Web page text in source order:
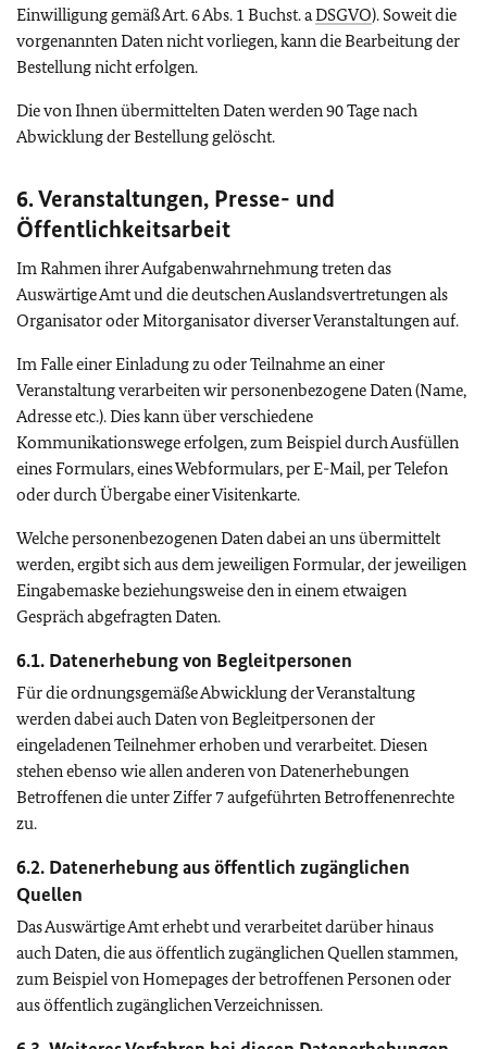
Einwilligung gemäß Art. 6 Abs. 1 Buchst. aDSGVO). Soweit die
vorgenannten Daten nicht vorliegen, kann die Bearbeitung der
Bestellung nicht erfolgen.
Die von Ihnen übermittelten Daten werden 90 Tage nach
Abwicklung der Bestellung gelöscht.
6. Veranstaltungen, Presse- und
Öffentlichkeitsarbeit
Im Rahmen ihrer Aufgabenwahrnehmung treten das
Auswärtige Amt und die deutschen Auslandsvertretungen als
Organisator oder Mitorganisator diverser Veranstaltungen auf.
Im Falle einer Einladung zu oder Teilnahme an einer
Veranstaltung verarbeiten wir personenbezogene Daten (Name,
Adresse etc.). Dies kann über verschiedene
Kommunikationswege erfolgen, zum Beispiel durch Ausfüllen
eines Formulars, eines Webformulars, per E-Mail, per Telefon
oder durch Übergabe einer Visitenkarte.
Welche personenbezogenen Daten dabei an uns übermittelt
werden, ergibt sich aus dem jeweiligen Formular, der jeweiligen
Eingabemaske beziehungsweise den in einem etwaigen
Gespräch abgefragten Daten.
6.1. Datenerhebung von Begleitpersonen
Für die ordnungsgemäße Abwicklung der Veranstaltung
werden dabei auch Daten von Begleitpersonen der
eingeladenen Teilnehmer erhoben und verarbeitet. Diesen
stehen ebenso wie allen anderen von Datenerhebungen
Betroffenen die unter Ziffer 7 aufgeführten Betroffenenrechte
zu.
6.2. Datenerhebung aus öffentlich zugänglichen
Quellen
Das Auswärtige Amt erhebt und verarbeitet darüber hinaus
auch Daten, die aus öffentlich zugänglichen Quellen stammen,
zum Beispiel von Homepages der betroffenen Personen oder
aus öffentlich zugänglichen Verzeichnissen.